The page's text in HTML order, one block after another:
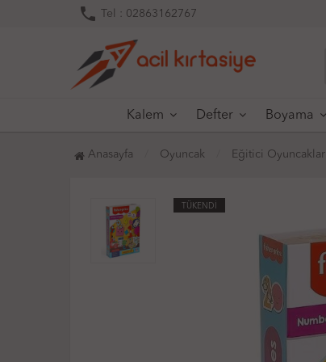
phone Tel : 02863162767
Kalem Defter Boyama
Anasayfa Oyuncak Eğitici Oyuncaklar
TÜKENDİ